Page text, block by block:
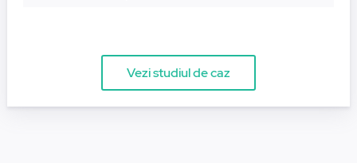
Vezi studiul de caz